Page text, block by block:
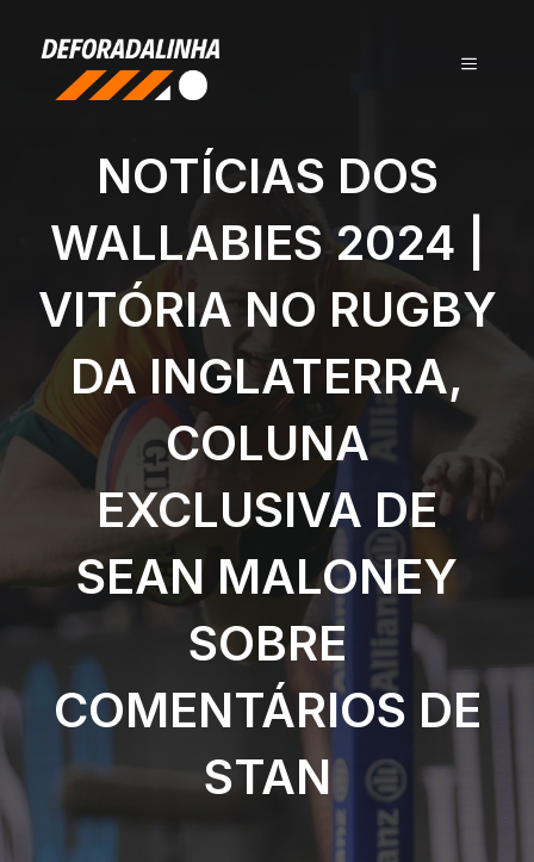
conteúdo
MENU
NOTÍCIAS DOS
WALLABIES 2024 |
VITÓRIA NO RUGBY
DA INGLATERRA,
COLUNA
EXCLUSIVA DE
SEAN MALONEY
SOBRE
COMENTÁRIOS DE
STAN